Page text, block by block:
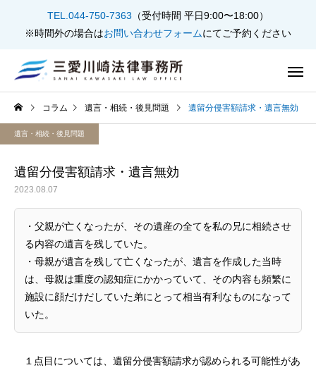
TEL.044-750-7363 （受付時間 平日9:00〜18:00）
※時間外の場合はお問い合わせフォームにてご予約ください
遺言・相続・
借金・債務整理 刑事事
コラム 遺言・相続・後見問題 遺留分侵害額請求・遺言無効
遺言・相続・後見問題
遺留分侵害額請求・遺言無効
2023.08.07
・父親が亡くなったが、その遺産の全てを私の兄に相続させ
る内容の遺言を残していた。
・母親が遺言を残して亡くなったが、遺言を作成した当時
は、母親は重度の認知症にかかっていて、その内容も頻繁に
施設に顔だけだしていた弟にとって相当有利なものになって
いた。
１点目については、遺留分侵害額請求が認められる可能性があ